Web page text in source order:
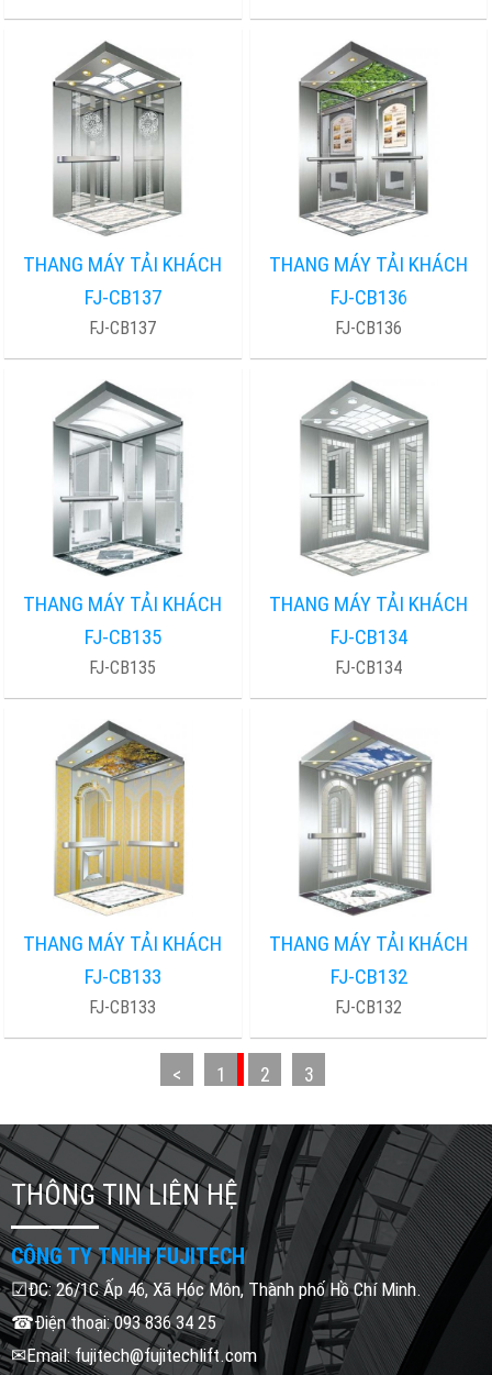
THANG MÁY TẢI KHÁCH
FJ-CB137
FJ-CB137
THANG MÁY TẢI KHÁCH
FJ-CB136
FJ-CB136
THANG MÁY TẢI KHÁCH
FJ-CB135
FJ-CB135
THANG MÁY TẢI KHÁCH
FJ-CB134
FJ-CB134
THANG MÁY TẢI KHÁCH
FJ-CB133
FJ-CB133
THANG MÁY TẢI KHÁCH
FJ-CB132
FJ-CB132
< 1 2 3
THÔNG TIN LIÊN HỆ
CÔNG TY TNHH FUJITECH
☑ĐC: 26/1C Ấp 46, Xã Hóc Môn, Thành phố Hồ Chí Minh.
☎Điện thoại: 093 836 34 25
✉Email: fujitech@fujitechlift.com